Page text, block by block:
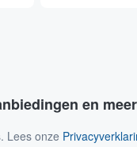
en
Lees onze